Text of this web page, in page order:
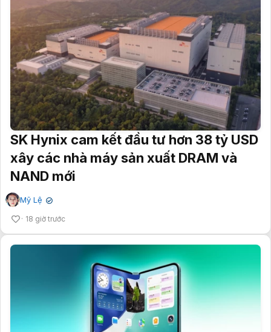
SK Hynix cam kết đầu tư hơn 38 tỷ USD
xây các nhà máy sản xuất DRAM và
NAND mới
Mỹ Lệ ✔
18 giờ trước